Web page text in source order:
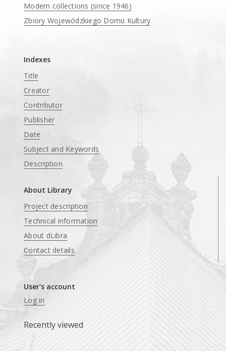
Modern collections (since 1946)
Zbiory Wojewódzkiego Domu Kultury
Indexes
Title
Creator
Contributor
Publisher
Date
Subject and Keywords
Description
About Library
Project description
Technical information
About dLibra
Contact details
User's account
Log in
Recently viewed